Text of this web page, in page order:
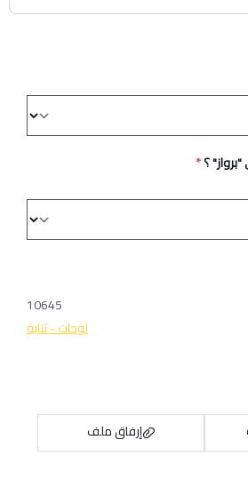
؟*
10645
لوحات - ثناية
إرفاق ملف